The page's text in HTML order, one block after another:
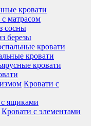
кровати
матрасом
сосны
березы
кровати
кровати
кровати
Кровати с
ящиками
Кровати с элементами